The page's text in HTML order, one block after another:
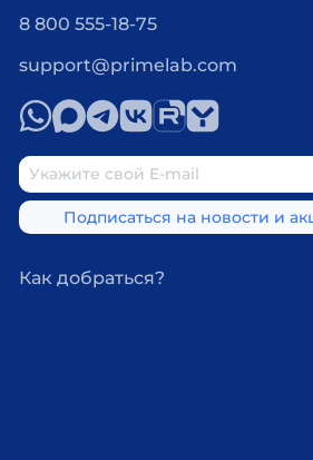
8 800 555-18-75
support@primelab.com
Как добраться?